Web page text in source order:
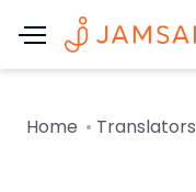
Home Translators